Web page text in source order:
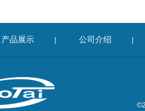
产品展示 | 公司介绍 |